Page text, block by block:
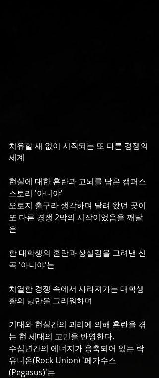
치유할 새 없이 시작되는 또 다른 경쟁의
세계
현실에 대한 혼란과 고뇌를 담은 캠퍼스
스토리 '아니야'
오로지 출구라 생각하며 달려 왔던 곳이
또 다른 경쟁 2막의 시작이었음을 깨달
은
한 대학생의 혼란과 상실감을 그려낸 신
곡 '아니야'는
치열한 경쟁 속에서 사라져가는 대학생
활의 낭만을 그리워하며
기대와 현실간의 괴리에 의해 혼란을 겪
는 현 세대의 고민을 반영한다.
수십년간의 에너지가 응축되어 있는 락
유니온(Rock Union) '페가수스
(Pegasus)'는